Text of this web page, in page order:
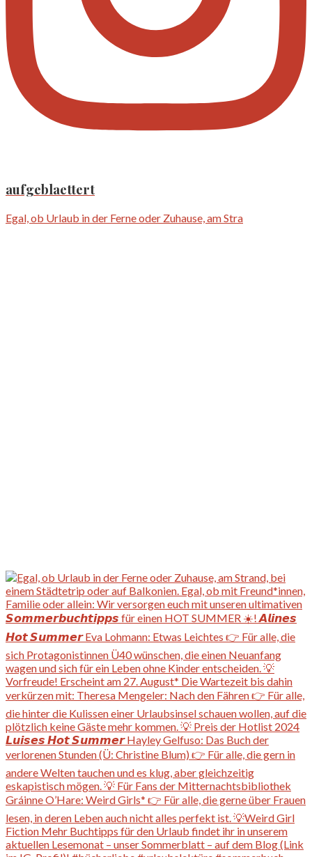
aufgeblaettert
Egal, ob Urlaub in der Ferne oder Zuhause, am Stra